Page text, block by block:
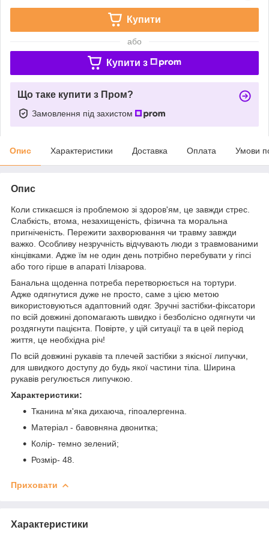
Купити
або
Купити з
Що таке купити з Пром?
Замовлення під захистом
Опис Характеристики Доставка Оплата Умови
Опис
Коли стикаєшся із проблемою зі здоров'ям, це завжди стрес.
Слабкість, втома, незахищеність, фізична та моральна
пригніченість. Пережити захворювання чи травму завжди
важко. Особливу незручність відчувають люди з травмованими
кінцівками. Адже їм не один день потрібно перебувати у гіпсі
або того гірше в апараті Ілізарова.
Банальна щоденна потреба перетворюється на тортури.
Адже одягнутися дуже не просто, саме з цією метою
використовуються адаптовний одяг. Зручні застібки-фіксатори
по всій довжині допомагають швидко і безболісно одягнути чи
роздягнути пацієнта. Повірте, у цій ситуації та в цей період
життя, це необхідна річ!
По всій довжині рукавів та плечей застібки з якісної липучки,
для швидкого доступу до будь якої частини тіла. Ширина
рукавів регулюється липучкою.
Характеристики:
Тканина м'яка дихаюча, гіпоалергенна.
Матеріал - бавовняна двонитка;
Колір- темно зелений;
Розмір- 48.
Приховати
Характеристики